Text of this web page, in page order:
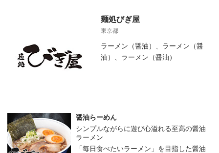
麺処びぎ屋
東京都
ラーメン（醤油）、ラーメン（醤
油）、ラーメン（醤油）
醤油らーめん
シンプルながらに遊び心溢れる至高の醤油
ラーメン
「毎日食べたいラーメン」を目指した醤油